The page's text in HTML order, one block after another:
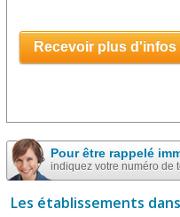
Recevoir plus d'infos
Pour être rappelé
indiquez votre numéro de
Les établissements